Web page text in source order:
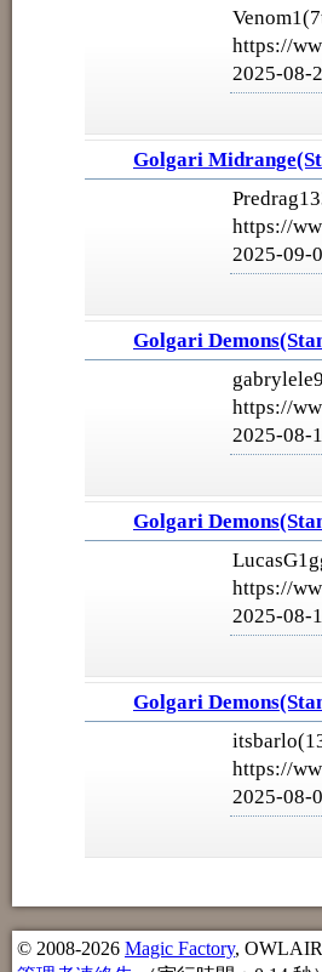
https://
2025-08-
Golgari
https://
2025-09-
Golgari
https://
2025-08-
Golgari
https://
2025-08-
Golgari
https://
2025-08-
© 2008-2026 Magic Factory, OWLAIR